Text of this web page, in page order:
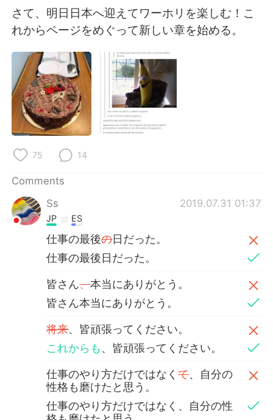
Español العربية
日本語 한국어
Русский ไทย
Indonesia
Português
さて、明日日本へ迎えてワーホリを楽しむ！こ
れからページをめぐって新しい章を始める。
75 14
Comments
Ss
2019.07.31 01:37
JP ES
仕事の最後の日だった。
仕事の最後日だった。
皆さん、本当にありがとう。
皆さん本当にありがとう。
将来、皆頑張ってください。
これからも 、皆頑張ってください。
仕事のやり方だけではなくて、自分の
性格も磨けたと思う。
仕事のやり方だけではなく、自分の性